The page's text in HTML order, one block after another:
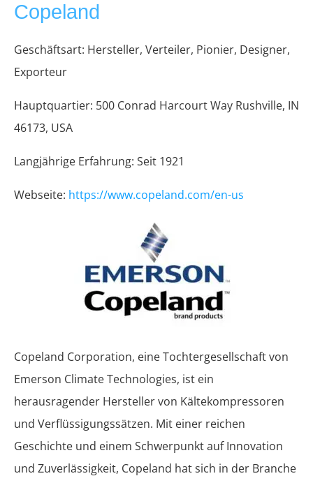
Copeland
Geschäftsart: Hersteller, Verteiler, Pionier, Designer,
Exporteur
Hauptquartier: 500 Conrad Harcourt Way Rushville, IN
46173, USA
Langjährige Erfahrung: Seit 1921
Webseite: https://www.copeland.com/en-us
Copeland Corporation, eine Tochtergesellschaft von
Emerson Climate Technologies, ist ein
herausragender Hersteller von Kältekompressoren
und Verflüssigungssätzen. Mit einer reichen
Geschichte und einem Schwerpunkt auf Innovation
und Zuverlässigkeit, Copeland hat sich in der Branche